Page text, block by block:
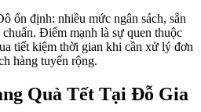
ổn định: nhiều mức ngân sách, sẵn
Điểm mạnh là sự quen thuộc
tiết kiệm thời gian khi cần xử lý đơn
hàng tuyến rộng.
Quà Tết Tại Đỗ Gia